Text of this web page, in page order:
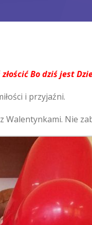
Bo dziś jest
i przyjaźni.
Walentynkami. Nie